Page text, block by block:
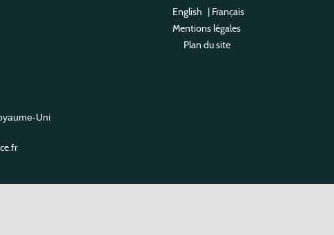
Uni
English | Français
Mentions légales
Plan du site